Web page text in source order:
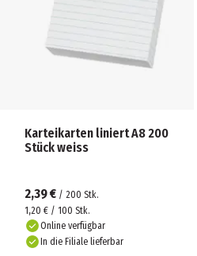
Karteikarten liniert A8 200
Stück weiss
2,39 € / 200 Stk.
1,20 € / 100 Stk.
Online verfügbar
In die Filiale lieferbar